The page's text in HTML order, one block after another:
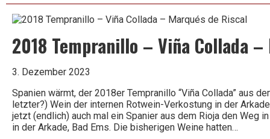
Camino
Señorio
de
Castilla
2018 Tempranillo – Viña Collada
3. Dezember 2023
Spanien wärmt, der 2018er Tempranillo “Viña Collada” aus
letzter?) Wein der internen Rotwein-Verkostung in der
jetzt (endlich) auch mal ein Spanier aus dem Rioja den Weg
in der Arkade, Bad Ems. Die bisherigen Weine hatten…